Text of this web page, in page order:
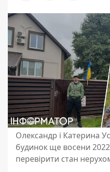
Олександр і Катерина
будинок ще восени
перевірити стан